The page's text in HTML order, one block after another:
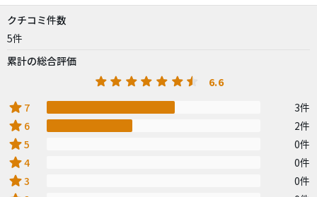
クチコミ件数
5件
累計の総合評価
6.6
star 7 3件
star 6 2件
star5 0件
star4 0件
star3 0件